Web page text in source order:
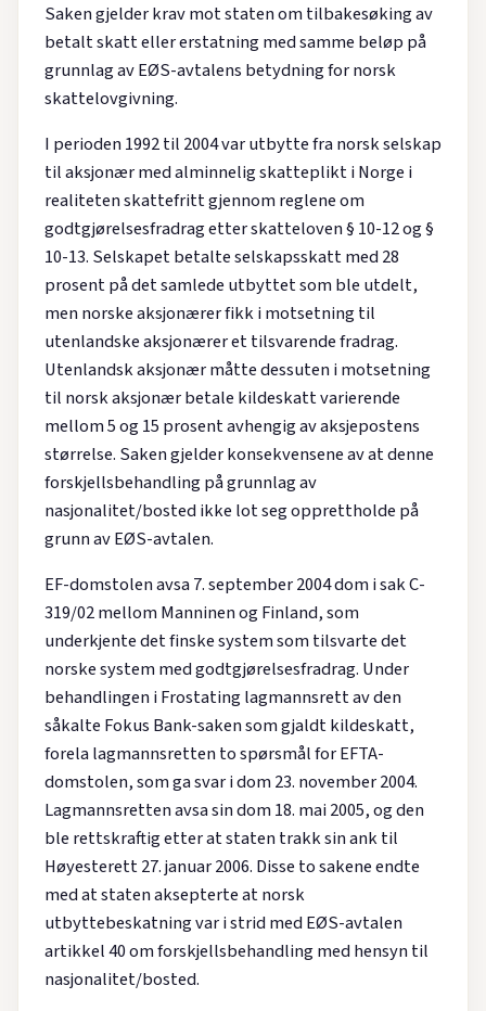
Saken gjelder krav mot staten om tilbakesøking av
betalt skatt eller erstatning med samme beløp på
grunnlag av EØS-avtalens betydning for norsk
skattelovgivning.
I perioden 1992 til 2004 var utbytte fra norsk selskap
til aksjonær med alminnelig skatteplikt i Norge i
realiteten skattefritt gjennom reglene om
godtgjørelsesfradrag etter skatteloven § 10-12 og §
10-13. Selskapet betalte selskapsskatt med 28
prosent på det samlede utbyttet som ble utdelt,
men norske aksjonærer fikk i motsetning til
utenlandske aksjonærer et tilsvarende fradrag.
Utenlandsk aksjonær måtte dessuten i motsetning
til norsk aksjonær betale kildeskatt varierende
mellom 5 og 15 prosent avhengig av aksjepostens
størrelse. Saken gjelder konsekvensene av at denne
forskjellsbehandling på grunnlag av
nasjonalitet/bosted ikke lot seg opprettholde på
grunn av EØS-avtalen.
EF-domstolen avsa 7. september 2004 dom i sak C-
319/02 mellom Manninen og Finland, som
underkjente det finske system som tilsvarte det
norske system med godtgjørelsesfradrag. Under
behandlingen i Frostating lagmannsrett av den
såkalte Fokus Bank-saken som gjaldt kildeskatt,
forela lagmannsretten to spørsmål for EFTA-
domstolen, som ga svar i dom 23. november 2004.
Lagmannsretten avsa sin dom 18. mai 2005, og den
ble rettskraftig etter at staten trakk sin ank til
Høyesterett 27. januar 2006. Disse to sakene endte
med at staten aksepterte at norsk
utbyttebeskatning var i strid med EØS-avtalen
artikkel 40 om forskjellsbehandling med hensyn til
nasjonalitet/bosted.